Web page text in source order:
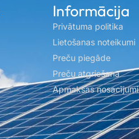
Informācija
Privātuma politika
Lietošanas noteikumi
Preču piegāde
Preču atgriešana
Apmaksas nosacījumi